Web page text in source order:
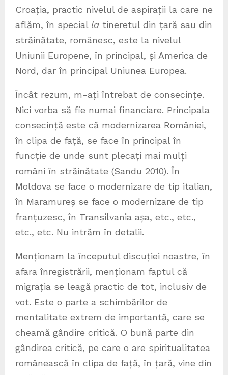
Croația, practic nivelul de aspirații la care ne
aflăm, în special la tineretul din țară sau din
străinătate, românesc, este la nivelul
Uniunii Europene, în principal, și America de
Nord, dar în principal Uniunea Europea.
Încât rezum, m-ați întrebat de consecințe.
Nici vorba să fie numai financiare. Principala
consecință este că modernizarea României,
în clipa de față, se face în principal în
funcție de unde sunt plecați mai mulți
români în străinătate (Sandu 2010). În
Moldova se face o modernizare de tip italian,
în Maramureș se face o modernizare de tip
franțuzesc, în Transilvania așa, etc., etc.,
etc., etc. Nu intrăm în detalii.
Menționam la începutul discuției noastre, în
afara înregistrării, menționam faptul că
migrația se leagă practic de tot, inclusiv de
vot. Este o parte a schimbărilor de
mentalitate extrem de importantă, care se
cheamă gândire critică. O bună parte din
gândirea critică, pe care o are spiritualitatea
românească în clipa de față, în țară, vine din